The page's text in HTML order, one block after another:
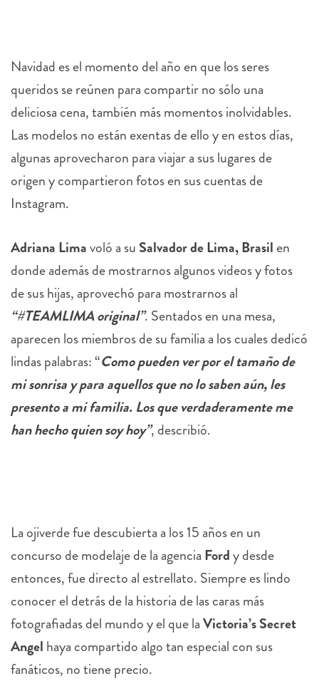
Navidad es el momento del año en que los seres
queridos se reúnen para compartir no sólo una
deliciosa cena, también más momentos inolvidables.
Las modelos no están exentas de ello y en estos días,
algunas aprovecharon para viajar a sus lugares de
origen y compartieron fotos en sus cuentas de
Instagram.
Adriana Limavoló a su Salvador de Lima, Brasil en
donde además de mostrarnos algunos videos y fotos
de sus hijas, aprovechó para mostrarnos al
“#TEAMLIMA original”. Sentados en una mesa,
aparecen los miembros de su familia a los cuales dedicó
lindas palabras: “Como pueden ver por el tamaño de
mi sonrisa y para aquellos que no lo saben aún, les
presento a mi familia. Los que verdaderamente me
han hecho quien soy hoy”, describió.
La ojiverde fue descubierta a los 15 años en un
concurso de modelaje de la agencia Fordy desde
entonces, fue directo al estrellato. Siempre es lindo
conocer el detrás de la historia de las caras más
fotografiadas del mundo y el que laVictoria’s Secret
Angel haya compartido algo tan especial con sus
fanáticos, no tiene precio.